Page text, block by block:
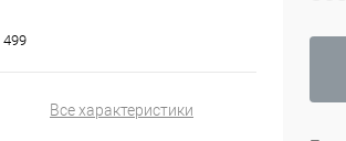
499
Все характеристики